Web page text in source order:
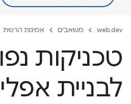
web.dev משאבים אמינות הרשת
טכניקות
לבניית